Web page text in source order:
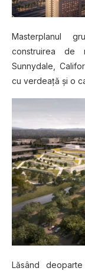
Mаѕtеrрlаnul
construirea dе
Sunnуdаlе,
cu verdeață și o
Lăsând